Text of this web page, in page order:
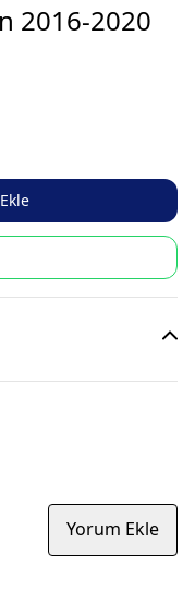
2016-2020
Yorum Ekle